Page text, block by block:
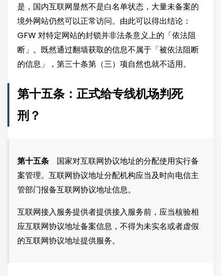
是，国内互联网显然不是白名单状态，大量未备案的
境外网站仍然可以正常访问。由此可以得出结论：
GFW 对特定网站的封锁并非法条意义上的「依法阻
断」。既然通过翻墙获取的信息不属于「被依法阻断
的信息」，第三十条第（三）项自然也就不适用。
第十五条：正式给专线机场判死
刑？
第十五条 国家对互联网协议地址的分配使用实行备
案管理。互联网协议地址分配机构应当及时向电信主
管部门报备互联网协议地址信息。
互联网接入服务提供者提供接入服务前，应当核验相
应互联网协议地址备案信息，不得为未实名或者虚假
的互联网协议地址提供服务。